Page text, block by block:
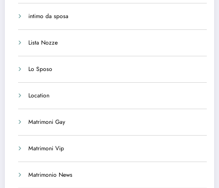
intimo da sposa
Lista Nozze
Lo Sposo
Location
Matrimoni Gay
Matrimoni Vip
Matrimonio News